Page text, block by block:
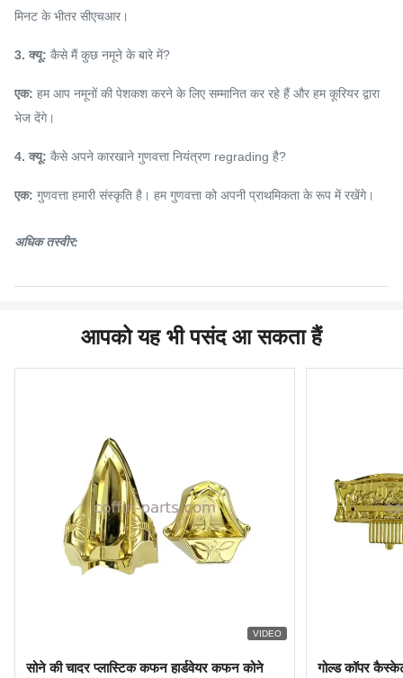
मिनट के भीतर सीएचआर।
3. क्यू: कैसे मैं कुछ नमूने के बारे में?
एक: हम आप नमूनों की पेशकश करने के लिए सम्मानित कर रहे हैं और हम कूरियर द्वारा
भेज देंगे।
4. क्यू: कैसे अपने कारखाने गुणवत्ता नियंत्रण regrading है?
एक: गुणवत्ता हमारी संस्कृति है। हम गुणवत्ता को अपनी प्राथमिकता के रूप में रखेंगे।
अधिक तस्वीर:
आपको यह भी पसंद आ सकता हैं
VIDEO
सोने की चादर प्लास्टिक कफन हार्डवेयर कफन कोने
गोल्ड कॉपर